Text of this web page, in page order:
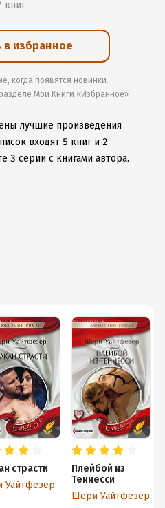
книг
в избранное
когда появятся новинки.
Мои Книги «Избранное»
лучшие произведения
входят 5 книг и 2
3 серии с книгами автора.
с любимыми произведениями
страсти
Уайтфезер
Плейбой из
Теннесси
Шери Уайтфезер